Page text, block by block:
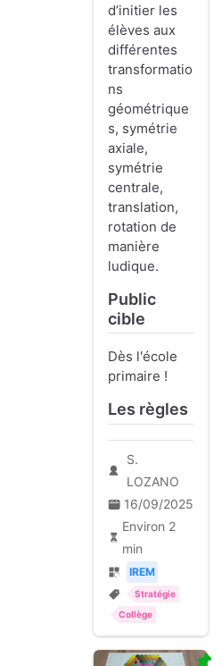
d’initier les
élèves aux
différentes
transformatio
ns
géométrique
s, symétrie
axiale,
symétrie
centrale,
translation,
rotation de
manière
ludique.
Public
cible
Dès l'école
primaire !
Les règles
S.
LOZANO
16/09/2025
Environ 2
min
IREM
Stratégie
Collège